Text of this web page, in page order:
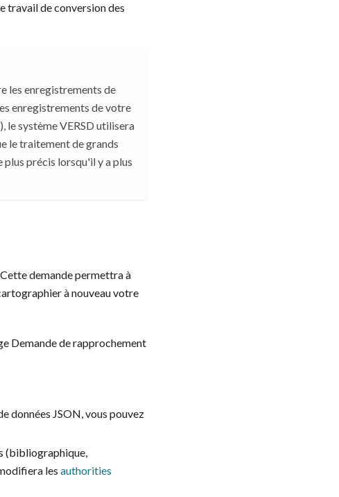
travail de conversion des
les enregistrements de
enregistrements de votre
le système VERSD utilisera
le traitement de grands
plus précis lorsqu'il y a plus
demande permettra à
à nouveau votre
Demande de rapprochement
données JSON, vous pouvez
(bibliographique,
les authorities